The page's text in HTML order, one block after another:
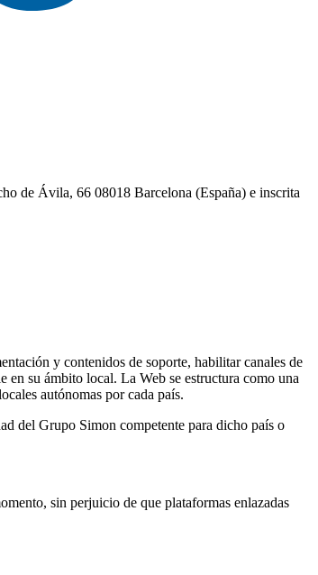
de Ávila, 66 08018 Barcelona (España) e inscrita
y contenidos de soporte, habilitar canales de
su ámbito local. La Web se estructura como una
autónomas por cada país.
del Grupo Simon competente para dicho país o
sin perjuicio de que plataformas enlazadas